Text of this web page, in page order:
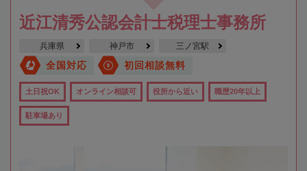
近江清秀公認会計士税理士事務所
兵庫県 神戸市 三ノ宮駅
全国対応 初回相談無料
土日祝OK オンライン相談可 役所から近い 職歴20年以上
駐車場あり